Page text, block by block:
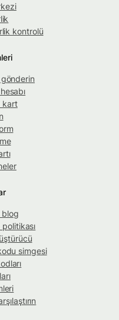
kontrolü
gönderin
kart
blog
simgesi